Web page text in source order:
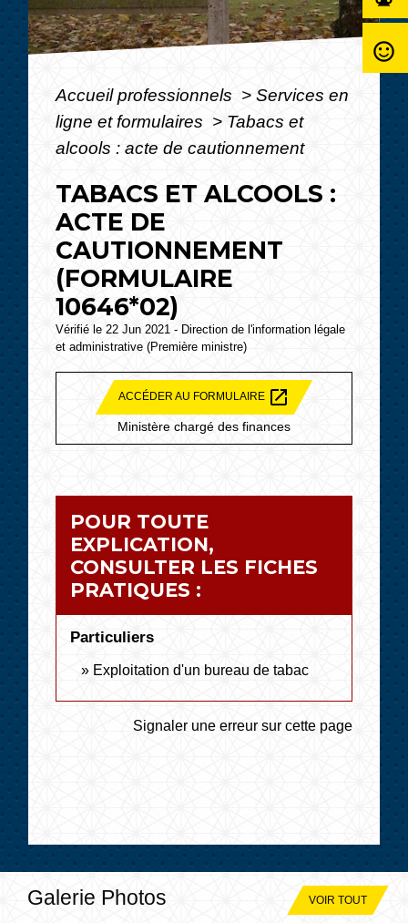
Accueil professionnels > Services en
ligne et formulaires > Tabacs et
alcools : acte de cautionnement
TABACS ET ALCOOLS :
ACTE DE
CAUTIONNEMENT
(FORMULAIRE
10646*02)
Vérifié le 22 Jun 2021 - Direction de l'information légale
et administrative (Première ministre)
ACCÉDER AU FORMULAIRE open_in_new
Ministère chargé des finances
POUR TOUTE
EXPLICATION,
CONSULTER LES FICHES
PRATIQUES :
Particuliers
Exploitation d'un bureau de tabac
Signaler une erreur sur cette page
Galerie Photos VOIR TOUT
sentiment_satisfied_alt